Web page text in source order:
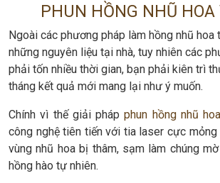
PHUN HỒNG NHŨ
Ngoài các phương pháp làm hồng nhũ hoa
những nguyên liệu tại nhà, tuy nhiên các
phải tốn nhiều thời gian, bạn phải kiên trì
tháng kết quả mới mang lại như ý muốn.
Chính vì thế giải phápphun hồng nhũ
công nghệ tiên tiến với tia laser cực
vùng nhũ hoa bị thâm, sạm làm chúng
hồng hào tự nhiên.